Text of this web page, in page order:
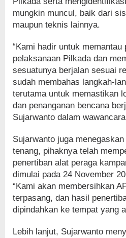
mungkin muncul, baik dari
maupun teknis lainnya.
“Kami hadir untuk memantau
pelaksanaan Pilkada dan
sesuatunya berjalan sesuai
sudah membahas langkah-
terutama untuk memastikan
dan penanganan bencana
Sujarwanto dalam
Sujarwanto juga
tenang, pihaknya telah
penertiban alat peraga
dimulai pada 24 November
“Kami akan membersihkan
terpasang, dan hasil
dipindahkan ke tempat yang
Lebih lanjut, Sujarwanto